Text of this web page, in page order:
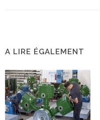
A LIRE ÉGALEMENT